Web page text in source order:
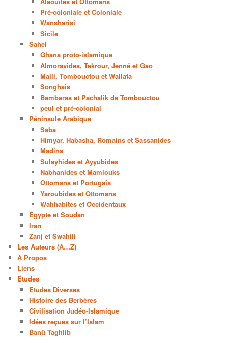
Pré-coloniale et Coloniale
Wansharisi
Sicile
Sahel
Ghana proto-islamique
Almoravides, Tekrour, Jenné et Gao
Malli, Tombouctou et Wallata
Songhais
Bambaras et Pachalik de Tombouctou
peul et pré-colonial
Péninsule Arabique
Saba
Himyar, Habasha, Romains et Sassanides
Madina
Sulayhides et Ayyubides
Nabhanides et Mamlouks
Ottomans et Portugais
Yaroubides et Ottomans
Wahhabites et Occidentaux
Egypte et Soudan
Iran
Zanj et Swahili
Les Auteurs (A…Z)
A Propos
Liens
Etudes
Etudes Diverses
Histoire des Berbères
Civilisation Judéo-Islamique
Idées reçues sur l’Islam
Banû Taghlib